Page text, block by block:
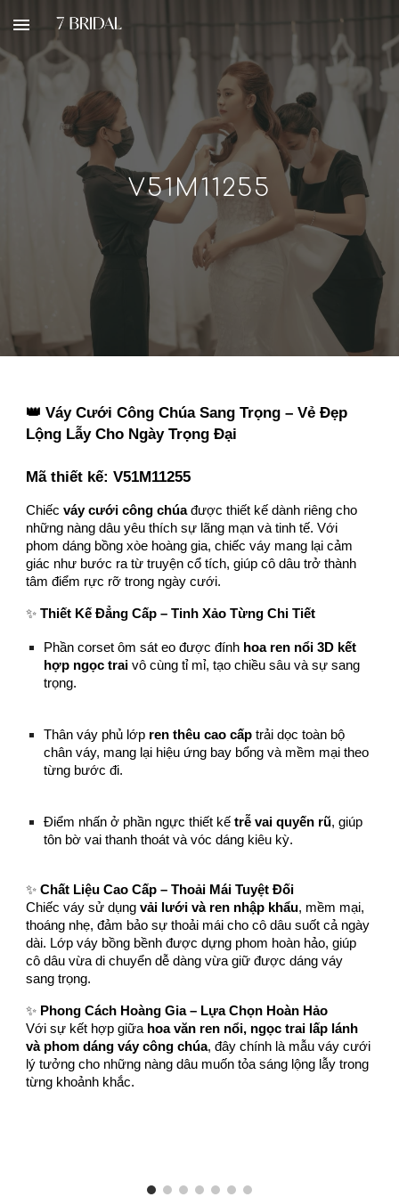
Skip to main content Skip to navigation
V51M11255
👑 Váy Cưới Công Chúa Sang Trọng – Vẻ Đẹp
Lộng Lẫy Cho Ngày Trọng Đại
Mã thiết kế:V51M11255
Chiếcváy cưới công chúađược thiết kế dành riêng cho
những nàng dâu yêu thích sự lãng mạn và tinh tế. Với
phom dáng bồng xòe hoàng gia, chiếc váy mang lại cảm
giác như bước ra từ truyện cổ tích, giúp cô dâu trở thành
tâm điểm rực rỡ trong ngày cưới.
✨Thiết Kế Đẳng Cấp – Tinh Xảo Từng Chi Tiết
Phần corset ôm sát eo được đính hoa ren nổi 3D kết
hợp ngọc trai vô cùng tỉ mỉ, tạo chiều sâu và sự sang
trọng.
Thân váy phủ lớp ren thêu cao cấp trải dọc toàn bộ
chân váy, mang lại hiệu ứng bay bổng và mềm mại theo
từng bước đi.
Điểm nhấn ở phần ngực thiết kếtrễ vai quyến rũ, giúp
tôn bờ vai thanh thoát và vóc dáng kiêu kỳ.
✨Chất Liệu Cao Cấp – Thoải Mái Tuyệt Đối
Chiếc váy sử dụngvải lưới và ren nhập khẩu, mềm mại,
thoáng nhẹ, đảm bảo sự thoải mái cho cô dâu suốt cả ngày
dài. Lớp váy bồng bềnh được dựng phom hoàn hảo, giúp
cô dâu vừa di chuyển dễ dàng vừa giữ được dáng váy
sang trọng.
✨ Phong Cách Hoàng Gia – Lựa Chọn Hoàn Hảo
Với sự kết hợp giữa hoa văn ren nổi, ngọc trai lấp lánh
và phom dáng váy công chúa, đây chính là mẫu váy cưới
lý tưởng cho những nàng dâu muốn tỏa sáng lộng lẫy trong
từng khoảnh khắc.